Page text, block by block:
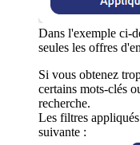
Dans l'exemple ci-
seules les offres
Si vous obtenez
certains mots-clés
recherche.
Les filtres
suivante :